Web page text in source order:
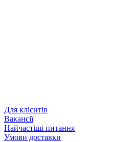
Для клієнтів
Вакансії
Найчастіші питання
Умови доставки